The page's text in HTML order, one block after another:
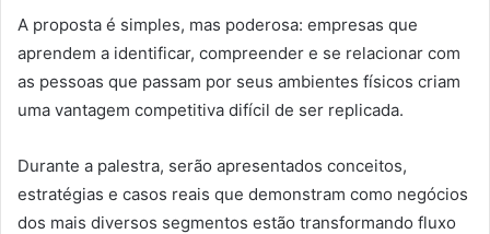
A proposta é simples, mas poderosa: empresas que
aprendem a identificar, compreender e se relacionar com
as pessoas que passam por seus ambientes físicos criam
uma vantagem competitiva difícil de ser replicada.
Durante a palestra, serão apresentados conceitos,
estratégias e casos reais que demonstram como negócios
dos mais diversos segmentos estão transformando fluxo